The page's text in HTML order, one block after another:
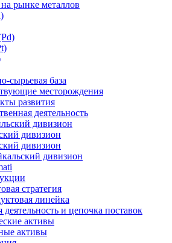
рынке металлов
сырьевая база
месторождения
развития
деятельность
дивизион
дивизион
дивизион
дивизион
стратегия
линейка
деятельность и цепочка поставок
активы
активы